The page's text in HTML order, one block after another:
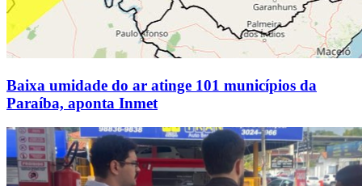
Baixa umidade do ar atinge 101 municípios da
Paraíba, aponta Inmet